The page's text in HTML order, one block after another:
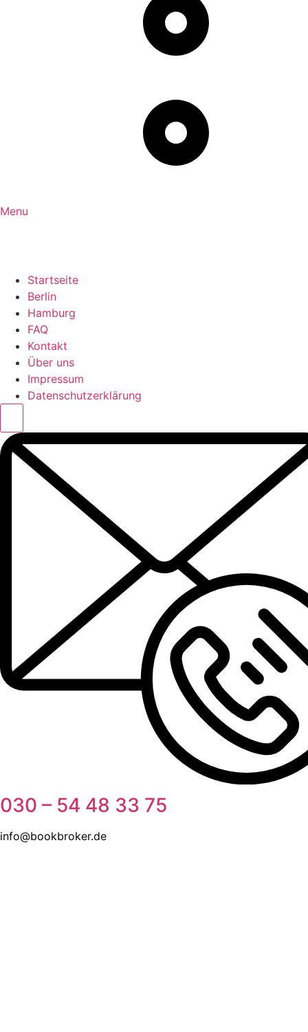
Menu
Startseite
Berlin
Hamburg
FAQ
Kontakt
Über uns
Impressum
Datenschutzerklärung
030 – 54 48 33 75
info@bookbroker.de